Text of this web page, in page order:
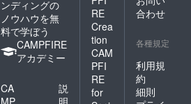
ンディングの
ノウハウを無
料で学ぼう
CAMPFIRE
アカデミー
CA
MP
説
明
RE
Crea
tion
CAM
PFI
RE
for
合わせ
各種規定
利用規
約
細則